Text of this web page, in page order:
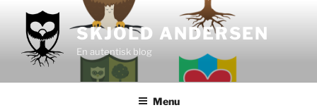
indhold
SKJOLD ANDERSEN
En autentisk blog
Menu